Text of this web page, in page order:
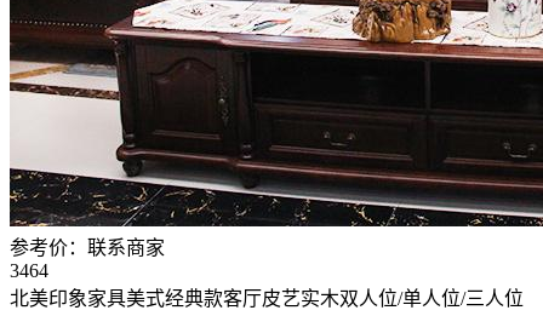
参考价： 联系商家
3464
北美印象家具美式经典款客厅皮艺实木双人位/单人位/三人位